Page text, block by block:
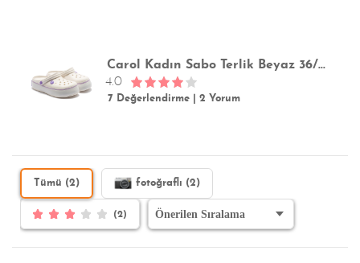
Carol Kadın Sabo Terlik Beyaz 36/40
4.0
7 Değerlendirme |2 Yorum
Tümü (2) fotoğraflı (2)
(2)